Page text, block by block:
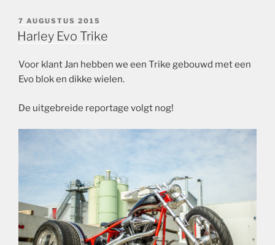
GEPLAATST
OP
7 AUGUSTUS 2015
Harley Evo Trike
Voor klant Jan hebben we een Trike gebouwd met een
Evo blok en dikke wielen.
De uitgebreide reportage volgt nog!